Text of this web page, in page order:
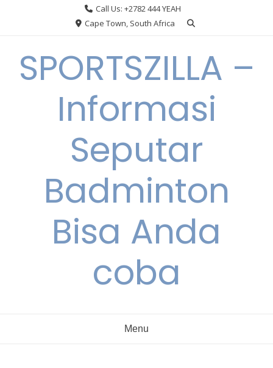
Call Us: +2782 444 YEAH
Cape Town, South Africa
SPORTSZILLA –
Informasi
Seputar
Badminton
Bisa Anda
coba
Menu